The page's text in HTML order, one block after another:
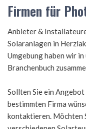
Firmen für
Anbieter &
Solaranlagen in
Umgebung haben wir in
Branchenbuch
Sollten Sie ein
bestimmten Firma
kontaktieren. Möchten